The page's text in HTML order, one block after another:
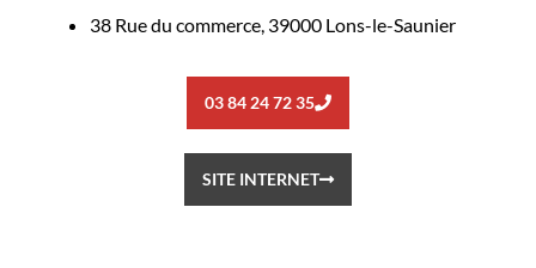
38 Rue du commerce, 39000 Lons-le-Saunier
03 84 24 72 35
SITE INTERNET